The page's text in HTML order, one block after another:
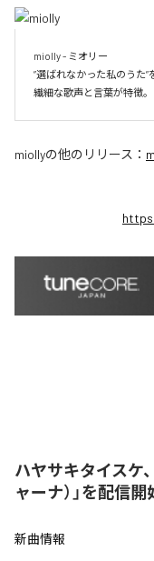
miolly - ミオリー
”選ばれなかった私のうた
miollyの他のリリース：
ハヤサキタイスケ
ャーナ）」を配信開
新曲情報